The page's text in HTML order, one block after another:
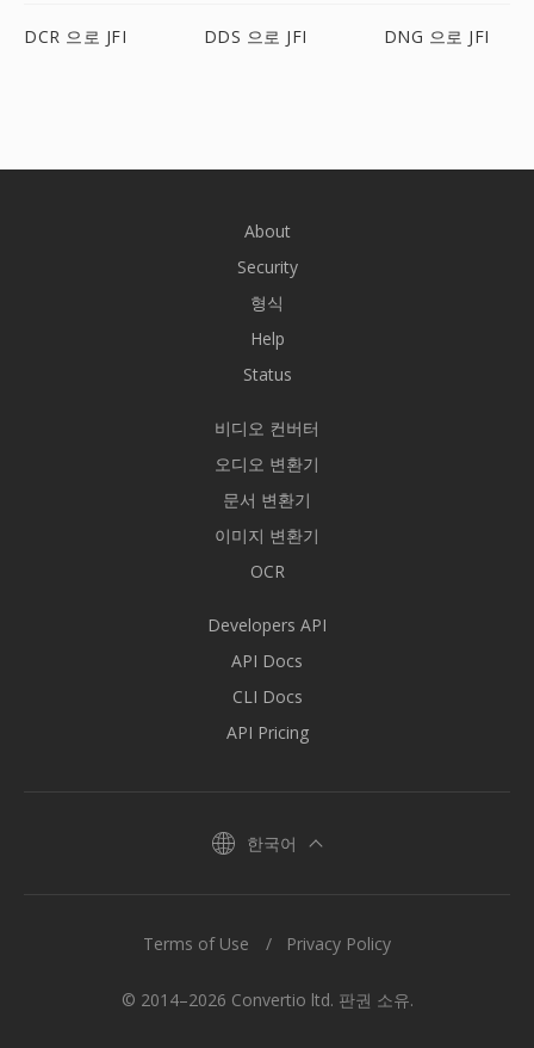
DCR 으로 JFI DDS 으로 JFI DNG 으로 JFI
About
Security
형식
Help
Status
비디오 컨버터
오디오 변환기
문서 변환기
이미지 변환기
OCR
Developers API
API Docs
CLI Docs
API Pricing
한국어
© 2014–2026 Convertio ltd. 판권 소유.
Terms of Use Privacy Policy